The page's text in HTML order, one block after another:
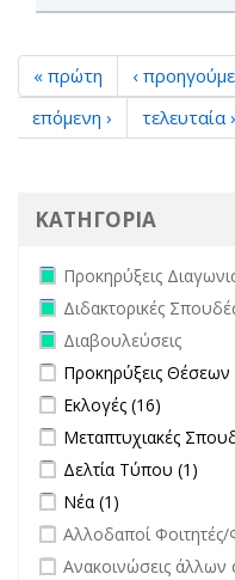
« πρώτη ‹
επόμενη ›
τελευταία
ΚΑΤΗΓΟΡΙΑ
Remove Προκηρύξεις
Προκηρύξεις
Remove
Διδακτορικές
Remove
Διαβουλεύσεις
Apply Προκηρύξεις
Προκηρύξεις Θέσεων
Apply Εκλογές filter
Εκλογές (16)
Apply Μεταπτυχιακές
Μεταπτυχιακές
Apply Δελτία Τύπου
Δελτία Τύπου (1)
Apply Νέα filter
Νέα (1)
undefined
Αλλοδαποί Φοιτητές/
undefined
Ανακοινώσεις